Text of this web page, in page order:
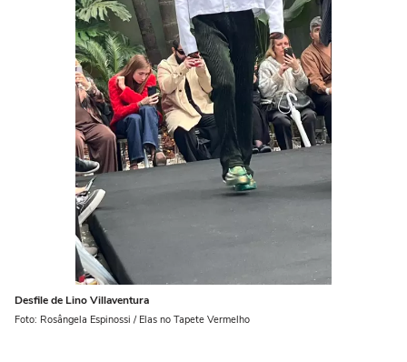
Desfile de Lino Villaventura
Foto: Rosângela Espinossi / Elas no Tapete Vermelho